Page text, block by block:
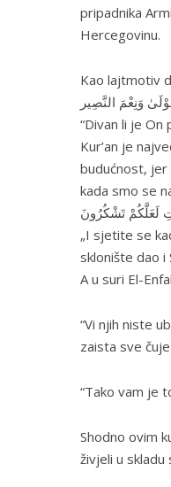
pripadnika
Hercegovinu.
Kao lajtmotiv
وَنِعْمَ النَّصِير
“Divan li je On
Kur’an je
budućnost, jer
kada smo se
لَعَلَّكُمْ تَشْكُرُونَ
„I sjetite se
sklonište dao i
A u suri El-
“Vi njih niste
zaista sve
“Tako vam je
Shodno ovim
živjeli u skladu